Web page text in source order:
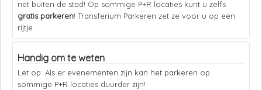
net buiten de stad! Op sommige P+R locaties kunt u zelfs
gratis parkeren! Transferium Parkeren zet ze voor u op een
rijtje.
Handig om te weten
Let op: Als er evenementen zijn kan het parkeren op
sommige P+R locaties duurder zijn!